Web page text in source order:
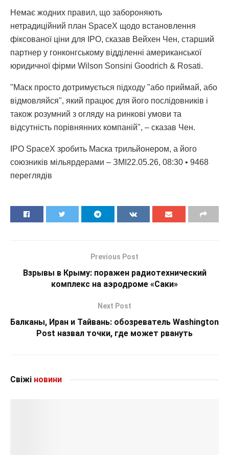
Немає жодних правил, що забороняють
нетрадиційний план SpaceX щодо встановлення
фіксованої ціни для IPO, сказав Вейхен Чен, старший
партнер у гонконгському відділенні американської
юридичної фірми Wilson Sonsini Goodrich & Rosati.
"Маск просто дотримується підходу "або приймай, або
відмовляйся", який працює для його послідовників і
також розумний з огляду на ринкові умови та
відсутність порівнянних компаній", – сказав Чен.
IPO SpaceX зробить Маска трильйонером, а його
союзників мільярдерами – ЗМІ22.05.26, 08:30 • 9468
переглядiв
Previous Post
Взрывы в Крыму: поражен радиотехнический
комплекс на аэродроме «Саки»
Next Post
Балканы, Иран и Тайвань: обозреватель Washington
Post назвал точки, где может рвануть
Свіжі новини